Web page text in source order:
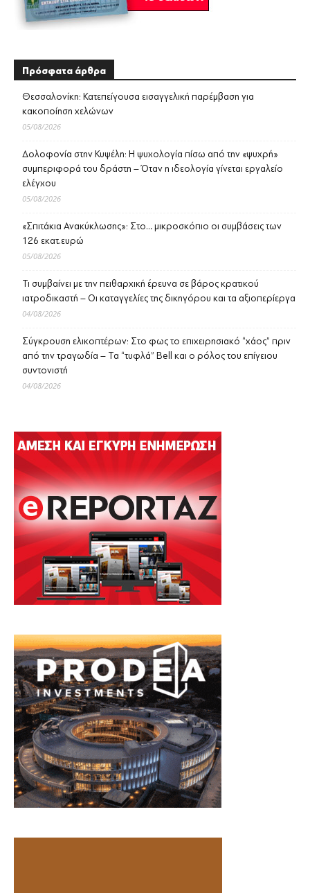
Πρόσφατα άρθρα
Θεσσαλονίκη: Κατεπείγουσα εισαγγελική παρέμβαση για
κακοποίηση χελώνων
05/08/2026
Δολοφονία στην Κυψέλη: Η ψυχολογία πίσω από την «ψυχρή»
συμπεριφορά του δράστη – Όταν η ιδεολογία γίνεται εργαλείο
ελέγχου
05/08/2026
«Σπιτάκια Ανακύκλωσης»: Στο… μικροσκόπιο οι συμβάσεις των
126 εκατ.ευρώ
05/08/2026
Τι συμβαίνει με την πειθαρχική έρευνα σε βάρος κρατικού
ιατροδικαστή – Οι καταγγελίες της δικηγόρου και τα αξιοπερίεργα
04/08/2026
Σύγκρουση ελικοπτέρων: Στο φως το επιχειρησιακό “χάος” πριν
από την τραγωδία – Τα “τυφλά” Bell και ο ρόλος του επίγειου
συντονιστή
04/08/2026